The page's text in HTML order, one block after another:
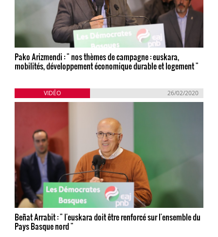
Pako Arizmendi : " nos thèmes de campagne : euskara,
mobilités, développement économique durable et logement "
VIDÉO 26/02/2020
Beñat Arrabit : " l'euskara doit être renforcé sur l'ensemble du
Pays Basque nord "